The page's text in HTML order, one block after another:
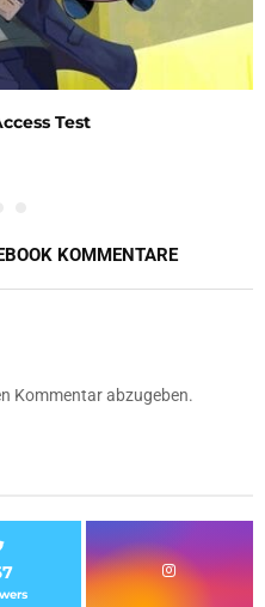
Test
KOMMENTARE
Kommentar abzugeben.